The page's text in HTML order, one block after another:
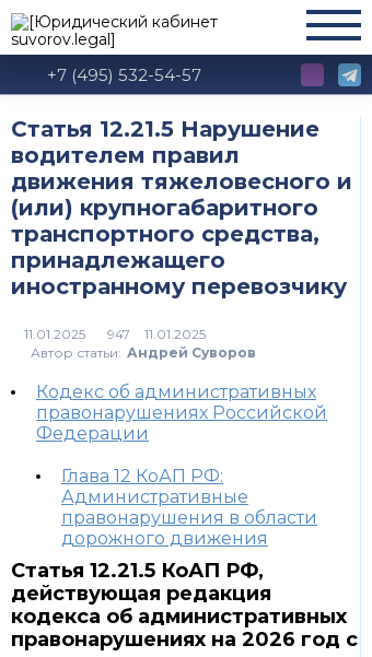
+7 (495) 532-54-57
Статья 12.21.5 Нарушение
водителем правил
движения тяжеловесного и
(или) крупногабаритного
транспортного средства,
принадлежащего
иностранному перевозчику
947
Автор статьи: Андрей Суворов
Кодекс об административных
правонарушениях Российской
Федерации
Глава 12 КоАП РФ:
Административные
правонарушения в области
дорожного движения
Статья 12.21.5 КоАП РФ,
действующая редакция
кодекса об административных
правонарушениях на 2026 год с